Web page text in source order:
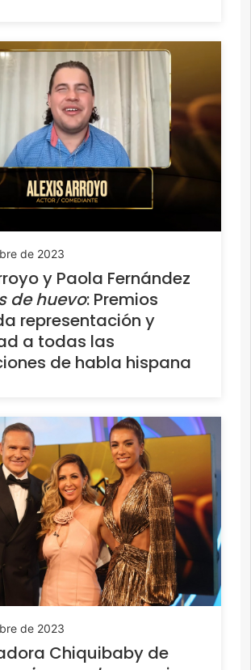
de 2023
y Paola Fernández
de huevo: Premios
representación y
a todas las
de habla hispana
de 2023
Chiquibaby de